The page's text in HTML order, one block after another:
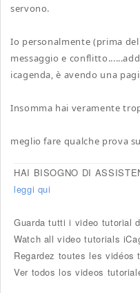
servono.
Io personalmente (prima
messaggio e
icagenda, è avendo una
Insomma hai veramente
meglio fare qualche prova
HAI BISOGNO DI
leggi qui
Guarda tutti i video tutorial
Watch all video tutorials
Regardez toutes les vidéos
Ver todos los videos